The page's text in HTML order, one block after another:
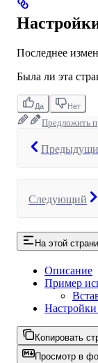
Последнее
Была ли эта
Да Нет
Предложить
Следующий
На этой
Описание
Пример
Копировать
Просмотр в